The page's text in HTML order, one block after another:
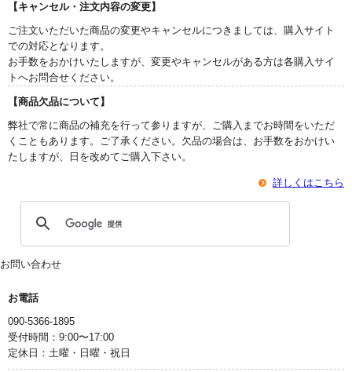
【キャンセル・注文内容の変更】
ご注文いただいた商品の変更やキャンセルにつきましては、購入サイト
での対応となります。
お手数をおかけいたしますが、変更やキャンセルがある方は各購入サイ
トへお問合せください。
【商品欠品について】
弊社で常に商品の補充を行って参りますが、ご購入までお時間をいただ
くこともあります。ご了承ください。欠品の場合は、お手数をおかけい
たしますが、日を改めてご購入下さい。
詳しくはこちら
お問い合わせ
お電話
090-5366-1895
受付時間：9:00〜17:00
定休日：土曜・日曜・祝日